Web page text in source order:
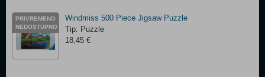
PRIVREMENO
NEDOSTUPNO
Windmiss 500 Piece Jigsaw Puzzle
Tip: Puzzle
18,45 €